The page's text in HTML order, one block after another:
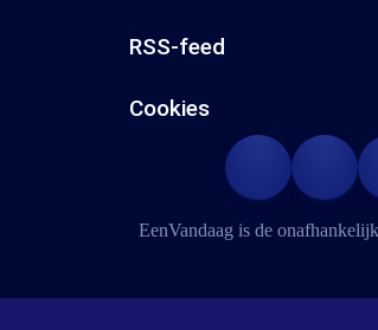
RSS-feed
Cookies
EenVandaag is de